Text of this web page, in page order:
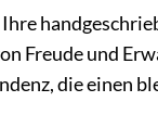
Freude und
die einen